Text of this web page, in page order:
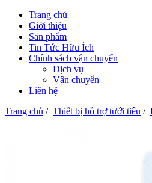
Trang chủ
Giới thiệu
Sản phẩm
Tin Tức Hữu Ích
Chính sách vận chuyển
Dịch vụ
Vận chuyển
Liên hệ
Trang chủ / Thiết bị hỗ trợ tưới tiêu /